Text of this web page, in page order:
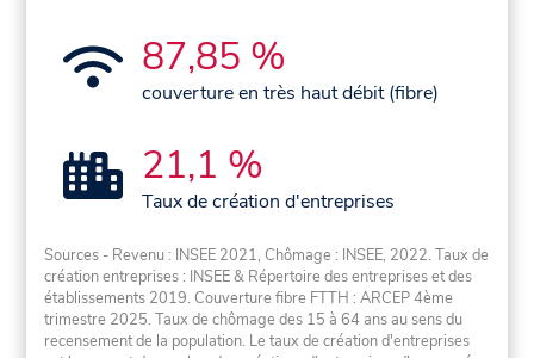
87,85 %
couverture en très haut débit (fibre)
21,1 %
Taux de création d'entreprises
Sources - Revenu : INSEE 2021, Chômage : INSEE, 2022. Taux de
création entreprises : INSEE & Répertoire des entreprises et des
établissements 2019. Couverture fibre FTTH : ARCEP 4ème
trimestre 2025. Taux de chômage des 15 à 64 ans au sens du
recensement de la population. Le taux de création d'entreprises